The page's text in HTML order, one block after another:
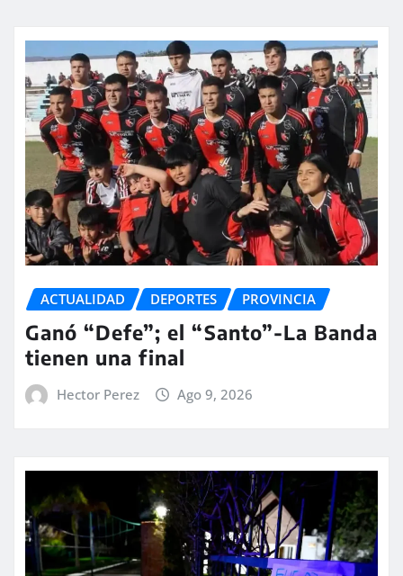
ACTUALIDAD DEPORTES PROVINCIA
Ganó “Defe”; el “Santo”-La Banda
tienen una final
Hector Perez Ago 9, 2026